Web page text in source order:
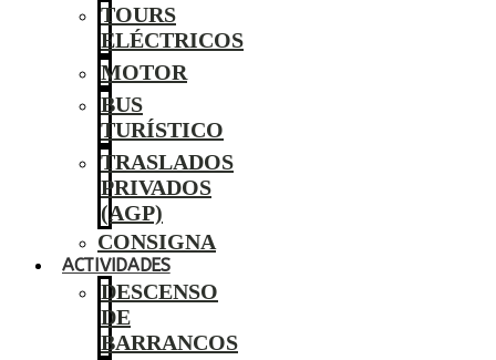
TOURS
ELÉCTRICOS
MOTOR
BUS
TURÍSTICO
TRASLADOS
PRIVADOS
(AGP)
CONSIGNA
ACTIVIDADES
DESCENSO
DE
BARRANCOS